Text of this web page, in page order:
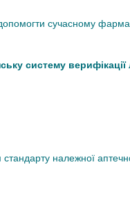
сучасному
систему верифікації
належної